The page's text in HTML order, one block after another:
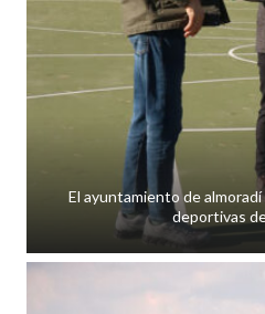
El ayuntamiento de
deportivas